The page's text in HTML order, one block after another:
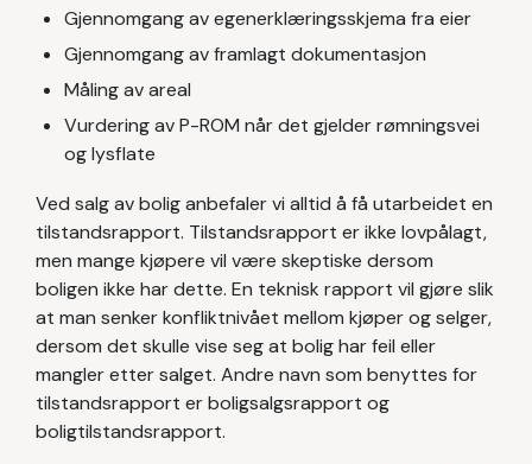
Gjennomgang av egenerklæringsskjema fra eier
Gjennomgang av framlagt dokumentasjon
Måling av areal
Vurdering av P-ROM når det gjelder rømningsvei
og lysflate
Ved salg av bolig anbefaler vi alltid å få utarbeidet en
tilstandsrapport. Tilstandsrapport er ikke lovpålagt,
men mange kjøpere vil være skeptiske dersom
boligen ikke har dette. En teknisk rapport vil gjøre slik
at man senker konfliktnivået mellom kjøper og selger,
dersom det skulle vise seg at bolig har feil eller
mangler etter salget. Andre navn som benyttes for
tilstandsrapport er boligsalgsrapport og
boligtilstandsrapport.